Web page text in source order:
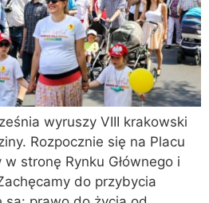
wyruszy VIII krakowski
Rozpocznie się na Placu
stronę Rynku Głównego i
do przybycia